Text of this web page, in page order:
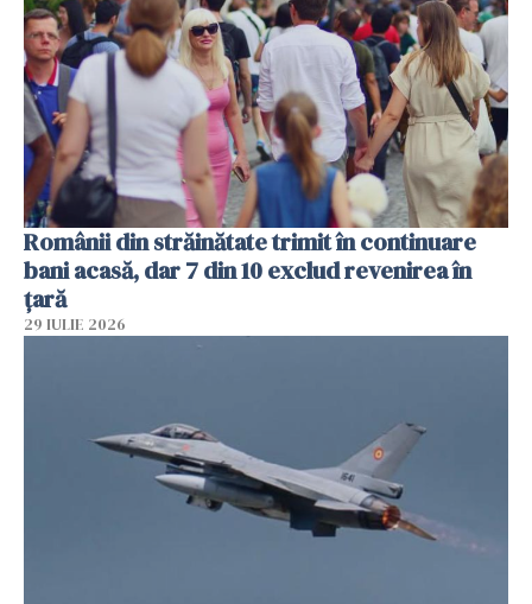
Românii din străinătate trimit în continuare
bani acasă, dar 7 din 10 exclud revenirea în
țară
29 IULIE 2026